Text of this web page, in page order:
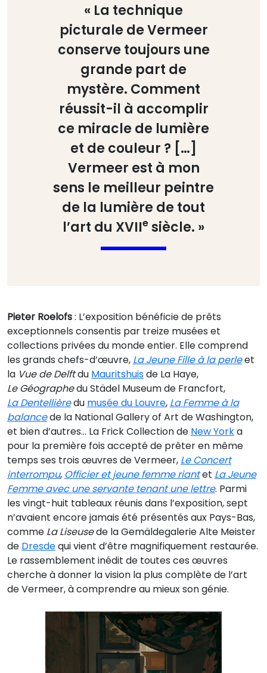
« La technique
picturale de Vermeer
conserve toujours une
grande part de
mystère. Comment
réussit-il à accomplir
ce miracle de lumière
et de couleur ? […]
Vermeer est à mon
sens le meilleur peintre
de la lumière de tout
l’art du XVIIe siècle. »​​​​​​
Pieter Roelofs: L’exposition bénéficie de prêts
exceptionnels consentis par treize musées et
collections privées du monde entier. Elle comprend
les grands chefs-d’œuvre, La Jeune Fille à la perleet
la Vue de Delftdu Mauritshuisde La Haye,
Le Géographedu Städel Museum de Francfort,
La Dentellièredu musée du Louvre, La Femme à la
balancede la National Gallery of Art de Washington,
et bien d’autres… La Frick Collection de New Yorka
pour la première fois accepté de prêter en même
temps ses trois œuvres de Vermeer, Le Concert
interrompu, Officier et jeune femme riantet La Jeune
Femme avec une servante tenant une lettre. Parmi
les vingt-huit tableaux réunis dans l’exposition, sept
n’avaient encore jamais été présentés aux Pays-Bas,
comme La Liseusede la Gemäldegalerie Alte Meister
de Dresdequi vient d’être magnifiquement restaurée.
Le rassemblement inédit de toutes ces œuvres
cherche à donner la vision la plus complète de l’art
de Vermeer, à comprendre au mieux son génie.